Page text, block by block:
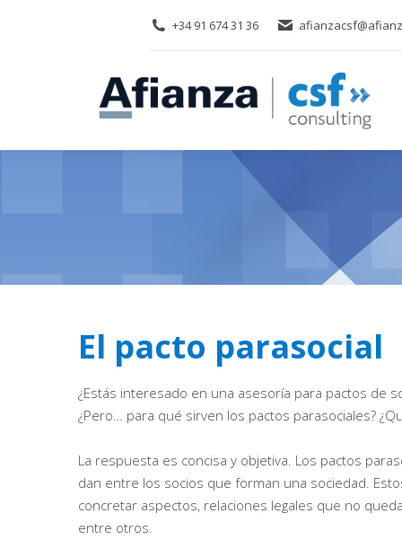
+34 91 674 31 36
El pacto parasocial
¿Estás interesado en una asesoría para pactos de
¿Pero… para qué sirven los pactos parasociales?
La respuesta es concisa y objetiva. Los pactos
dan entre los socios que forman una sociedad.
concretar aspectos, relaciones legales que no
entre otros.